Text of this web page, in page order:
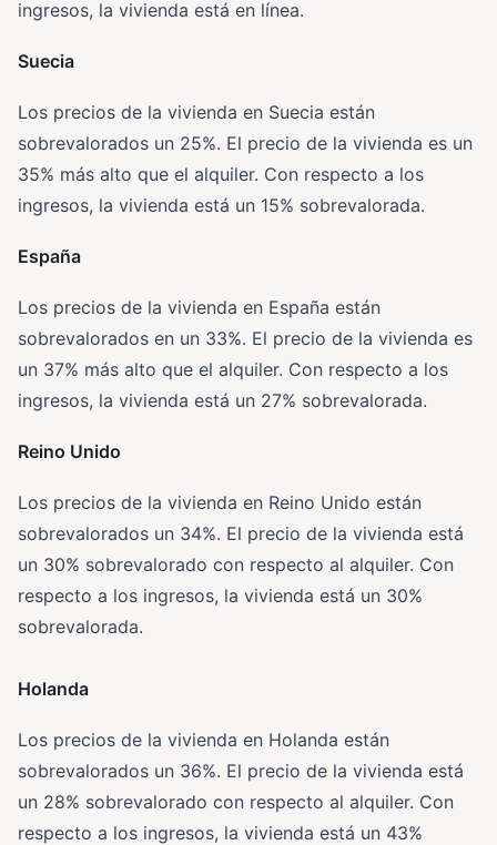
ingresos, la vivienda está en línea.
Suecia
Los precios de la vivienda en Suecia están
sobrevalorados un 25%. El precio de la vivienda es un
35% más alto que el alquiler. Con respecto a los
ingresos, la vivienda está un 15% sobrevalorada.
España
Los precios de la vivienda en España están
sobrevalorados en un 33%. El precio de la vivienda es
un 37% más alto que el alquiler. Con respecto a los
ingresos, la vivienda está un 27% sobrevalorada.
Reino Unido
Los precios de la vivienda en Reino Unido están
sobrevalorados un 34%. El precio de la vivienda está
un 30% sobrevalorado con respecto al alquiler. Con
respecto a los ingresos, la vivienda está un 30%
sobrevalorada.
Holanda
Los precios de la vivienda en Holanda están
sobrevalorados un 36%. El precio de la vivienda está
un 28% sobrevalorado con respecto al alquiler. Con
respecto a los ingresos, la vivienda está un 43%